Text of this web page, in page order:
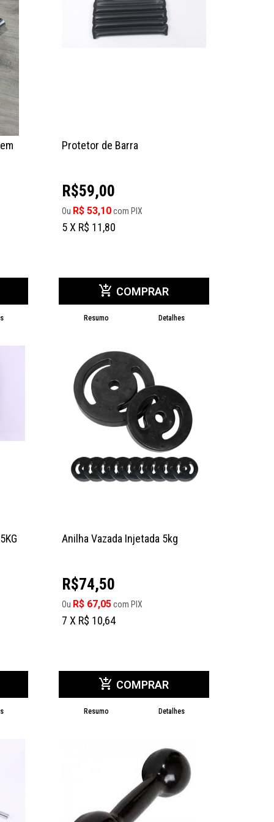
Protetor de Barra
R$59,00
Ou R$ 53,10 com PIX
5 X R$ 11,80
add_shopping_cart COMPRAR
Resumo Detalhes
Anilha Vazada Injetada 5kg
R$74,50
Ou R$ 67,05 com PIX
7 X R$ 10,64
add_shopping_cart COMPRAR
Resumo Detalhes